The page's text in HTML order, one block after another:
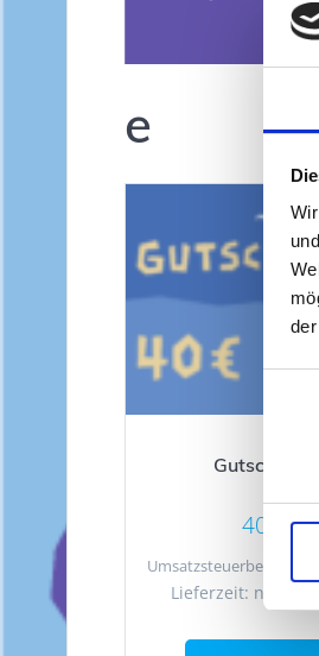
e
Gutschein
40,00€
Umsatzsteuerbefreit
Lieferzeit: nicht